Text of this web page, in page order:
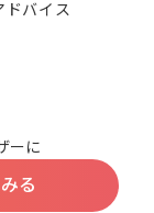
ドバイス
ーに
る